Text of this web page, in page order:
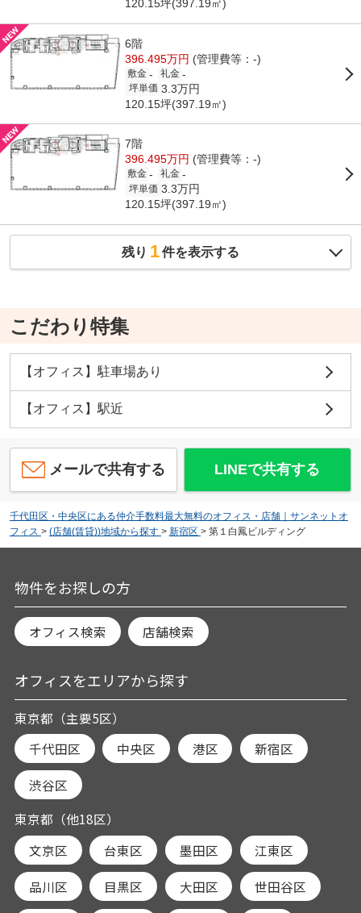
120.15坪(397.19㎡)
6階
396.495万円 (管理費等：-)
敷金 - 礼金 -
坪単価 3.3万円
120.15坪(397.19㎡)
7階
396.495万円 (管理費等：-)
敷金 - 礼金 -
坪単価 3.3万円
120.15坪(397.19㎡)
残り 1件を表示する
こだわり特集
【オフィス】駐車場あり
【オフィス】駅近
メールで共有する LINEで共有する
千代田区・中央区にある仲介手数料最大無料のオフィス・店舗｜サンネットオ
フィス > (店舗(賃貸))地域から探す > 新宿区 > 第１白鳳ビルディング
物件をお探しの方
オフィス検索 店舗検索
オフィスをエリアから探す
東京都（主要5区）
千代田区
中央区 港区 新宿区
渋谷区
東京都（他18区）
文京区
台東区 墨田区 江東区
品川区 目黒区 大田区 世田谷区